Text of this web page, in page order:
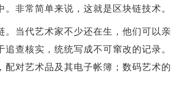
非常简单来说，这就是区块链技术。
当代艺术家不少还在生，他们可以亲
查核实，统统写成不可窜改的记录。
对艺术品及其电子帐簿；数码艺术的